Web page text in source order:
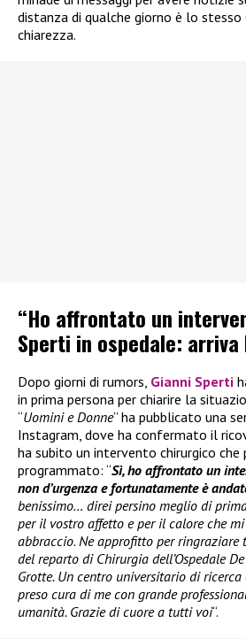
distanza di qualche giorno è lo stesso
chiarezza.
“Ho affrontato un
Sperti in ospedale:
Dopo giorni di rumors, Gianni Sperti
in prima persona per chiarire la
“Uomini e Donne” ha pubblicato una
Instagram, dove ha confermato il
ha subito un intervento chirurgico che
programmato: “Sì, ho affrontato un
non d’urgenza e fortunatamente è
benissimo… direi persino meglio di
per il vostro affetto e per il calore che
abbraccio. Ne approfitto per ringraziare
del reparto di Chirurgia dell’Ospedale
Grotte. Un centro universitario di ricerca
preso cura di me con grande
umanità. Grazie di cuore a tutti voi“.